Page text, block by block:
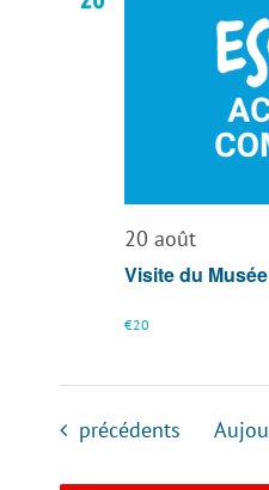
20 août
Visite du
€20
Évènements
précédents